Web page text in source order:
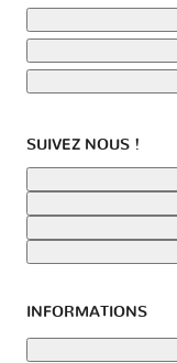
SUIVEZ NOUS !
INFORMATIONS